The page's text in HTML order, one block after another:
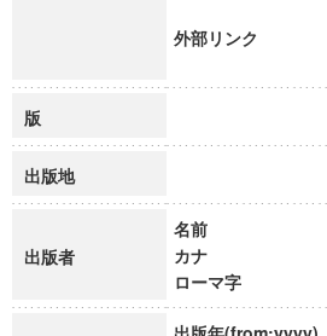
外部リンク
版
出版地
出版者
名前
カナ
ローマ字